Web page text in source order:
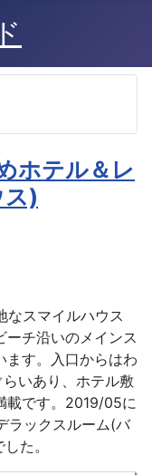
ホテル＆レ
)
なスマイルハウス
ーチ沿いのメインス
ます。入口からはわ
いあり、ホテル敷
載です。2019/05に
ラックスルーム(バ
た。